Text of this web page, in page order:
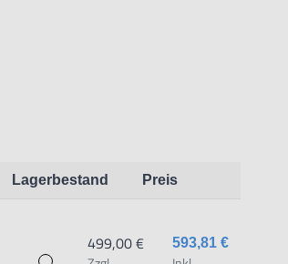
Lagerbestand Preis
593,81 €
499,00 €